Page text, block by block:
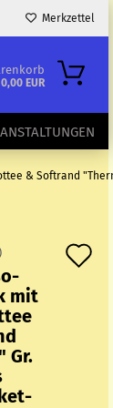
Merkzettel
0,00 EUR
& Softrand
)
mit
Gr.